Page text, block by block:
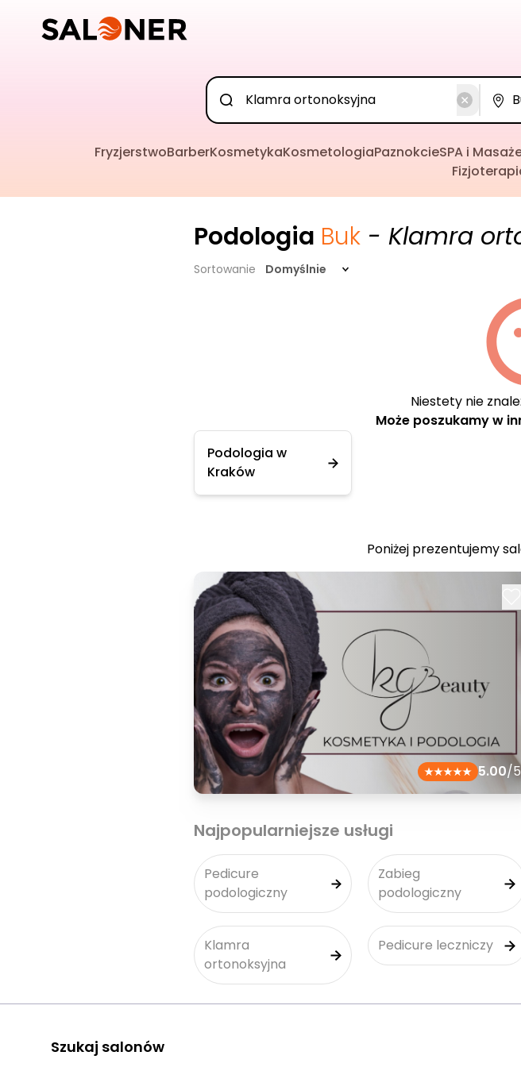
FryzjerstwoBarberKosmetykaKosmetologiaPaznokcieSPA i
Podologia Buk - Klamra
Sortowanie Domyślnie
Niestety nie
Może poszukamy w
Podologia w
Kraków
Poniżej prezentujemy
5.00/5
Najpopularniejsze usługi
Pedicure
podologiczny
Zabieg
podologiczny
Klamra
ortonoksyjna
Pedicure leczniczy
Szukaj salonów